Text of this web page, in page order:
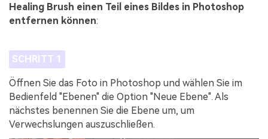
Healing Brush einen Teil eines Bildes in Photoshop
entfernen können:
SCHRITT 1
Öffnen Sie das Foto in Photoshop und wählen Sie im
Bedienfeld "Ebenen" die Option "Neue Ebene". Als
nächstes benennen Sie die Ebene um, um
Verwechslungen auszuschließen.